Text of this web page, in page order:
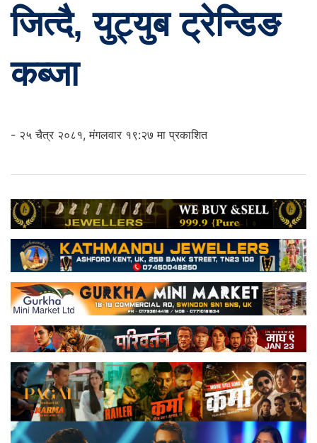
जित्दै, युट्युब ट्रेन्डिङ
कब्जा
- २५ चैत्र २०८१, मंगलवार १९:२७ मा प्रकाशित